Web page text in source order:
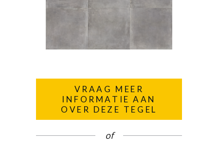
VRAAG MEER
INFORMATIE AAN
OVER DEZE TEGEL
of